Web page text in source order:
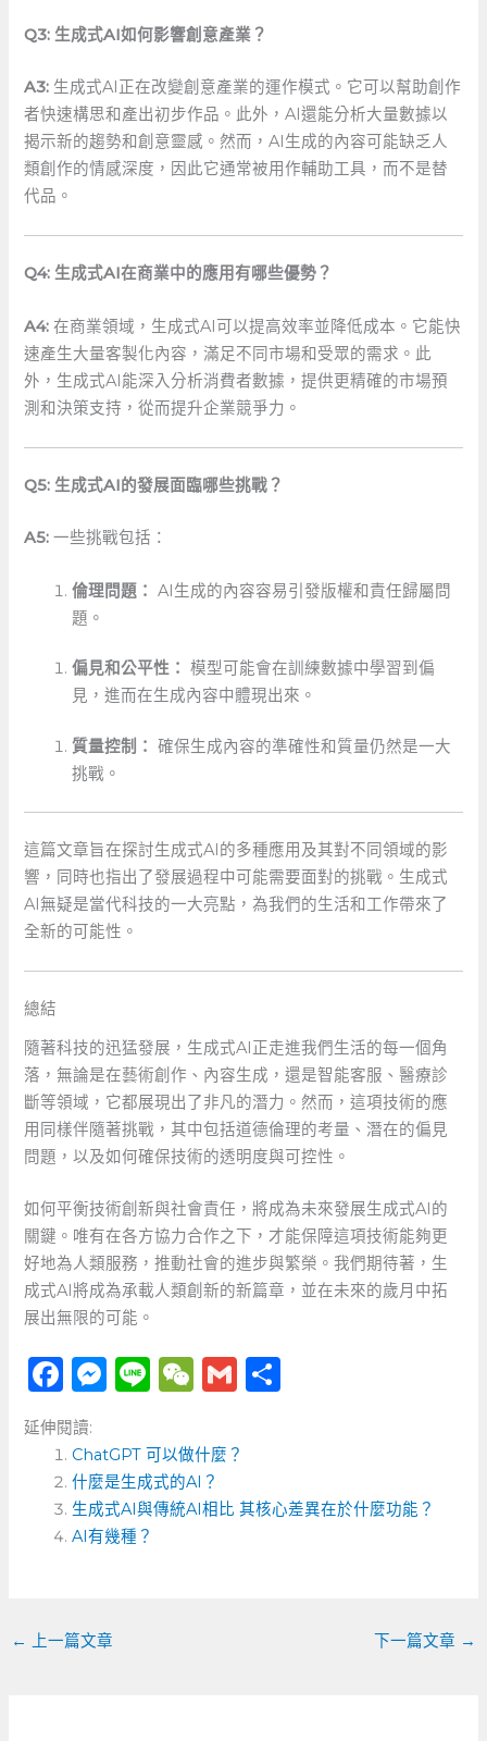
Q3: 生成式AI如何影響創意產業？
A3: 生成式AI正在改變創意產業的運作模式。它可以幫助創作
者快速構思和產出初步作品。此外，AI還能分析大量數據以
揭示新的趨勢和創意靈感。然而，AI生成的內容可能缺乏人
類創作的情感深度，因此它通常被用作輔助工具，而不是替
代品。
Q4: ⁢生成式AI在商業中的應用有哪些優勢？
A4: 在商業領域，生成式AI可以提高效率並降低成本。它能快
速產生大量客製化內容，滿足不同市場和受眾的需求。此
外，生成式AI能深入分析消費者數據，提供更精確的市場預
測和決策支持，從而提升企業競爭力。
Q5: 生成式AI的發展面臨哪些挑戰？
A5: 一些挑戰包括：
倫理問題： AI生成的內容容易引發版權和責任歸屬問
題。
偏見和公平性： 模型可能會在訓練數據中學習到偏
見，進而在生成內容中體現出來。
質量控制： 確保生成內容的準確性和質量仍然是一大
挑戰。
這篇文章旨在探討生成式AI的多種應用及其對不同領域的影
響，同時也指出了發展過程中可能需要面對的挑戰。生成式
AI無疑是當代科技的一大亮點，為我們的生活和工作帶來了
全新的可能性。
總結
隨著科技的迅猛發展，生成式AI正走進我們生活的每一個角
落，無論是在藝術創作、內容生成，還是智能客服、醫療診
斷等領域，它都展現出了非凡的潛力。然而，這項技術的應
用同樣伴隨著挑戰，其中包括道德倫理的考量、潛在的偏見
問題，以及如何確保技術的透明度與可控性。
如何平衡技術創新與社會責任，將成為未來發展生成式AI的
關鍵。唯有在各方協力合作之下，才能保障這項技術能夠更
好地為人類服務，推動社會的進步與繁榮。我們期待著，生
成式AI將成為承載人類創新的新篇章，並在未來的歲月中拓
展出無限的可能。
F
a
c
e
b
o
M
ss
e
n
g
Li
e
W
C
h
a
G
ai
延伸閱讀:
ChatGPT 可以做什麼？
什麼是生成式的AI？
生成式AI與傳統AI相比 其核心差異在於什麼功能？
AI有幾種？
← 上一篇文章 下一篇文章 →